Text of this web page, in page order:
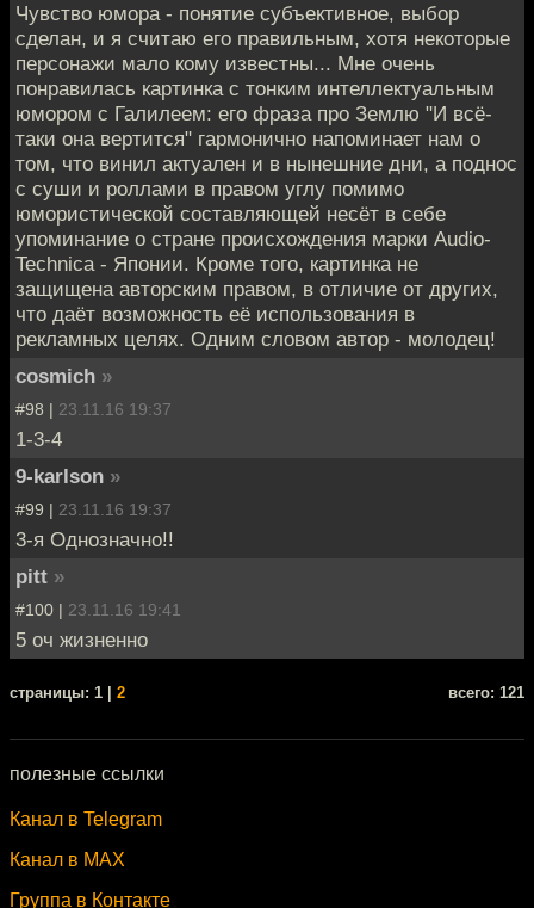
Чувство юмора - понятие субъективное, выбор
сделан, и я считаю его правильным, хотя некоторые
персонажи мало кому известны... Мне очень
понравилась картинка с тонким интеллектуальным
юмором с Галилеем: его фраза про Землю "И всё-
таки она вертится" гармонично напоминает нам о
том, что винил актуален и в нынешние дни, а поднос
с суши и роллами в правом углу помимо
юмористической составляющей несёт в себе
упоминание о стране происхождения марки Audio-
Technica - Японии. Кроме того, картинка не
защищена авторским правом, в отличие от других,
что даёт возможность её использования в
рекламных целях. Одним словом автор - молодец!
cosmich »
#98 | 23.11.16 19:37
1-3-4
9-karlson »
#99 | 23.11.16 19:37
3-я Однозначно!!
pitt »
#100 | 23.11.16 19:41
5 оч жизненно
cтраницы: 1 | 2 всего: 121
полезные ссылки
Канал в Telegram
Канал в MAX
Группа в Контакте